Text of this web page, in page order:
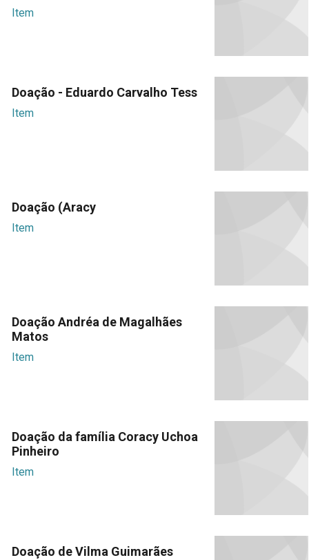
Item
Doação - Eduardo Carvalho Tess
Item
Doação (Aracy
Item
Doação Andréa de Magalhães
Matos
Item
Doação da família Coracy Uchoa
Pinheiro
Item
Doação de Vilma Guimarães